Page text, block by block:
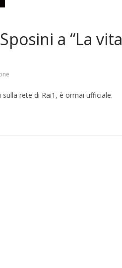
a “La vita
rete di Rai1, è ormai ufficiale.